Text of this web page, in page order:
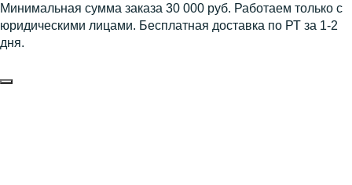
Минимальная сумма заказа 30 000 руб. Работаем только с
юридическими лицами. Бесплатная доставка по РТ за 1-2
дня.